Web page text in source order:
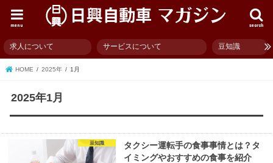
search
menu
求人について サービスについて 豆知識
HOME 2025年 1月
2025年1月
豆知識
タクシー運転手の食事事情とは？タ
イミングやおすすめの食事を紹介